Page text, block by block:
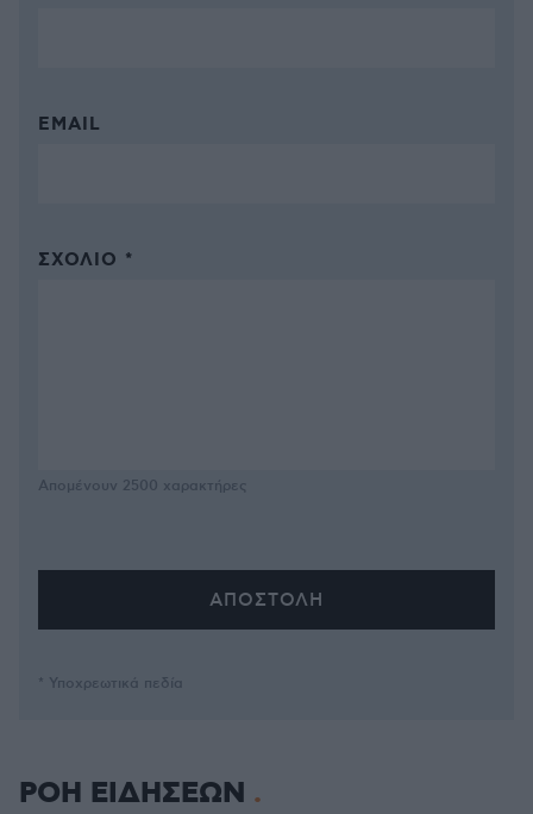
EMAIL
ΣΧΌΛΙΟ *
Απομένουν 2500 χαρακτήρες
* Υποχρεωτικά πεδία
ΡΟΗ ΕΙΔΗΣΕΩΝ